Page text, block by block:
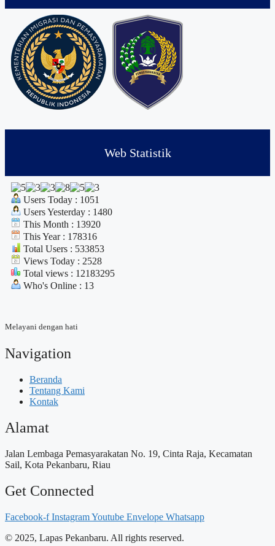
Web Statistik
Users Today : 1051
Users Yesterday : 1480
This Month : 13920
This Year : 178316
Total Users : 533853
Views Today : 2528
Total views : 12183295
Who's Online : 13
Melayani dengan hati
Navigation
Beranda
Tentang Kami
Kontak
Alamat
Jalan Lembaga Pemasyarakatan No. 19, Cinta Raja, Kecamatan
Sail, Kota Pekanbaru, Riau
Get Connected
Facebook-f InstagramYoutube Envelope Whatsapp
© 2025, Lapas Pekanbaru. All rights reserved.